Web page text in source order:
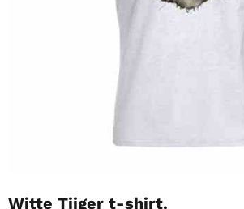
Witte Tijger t-shirt.